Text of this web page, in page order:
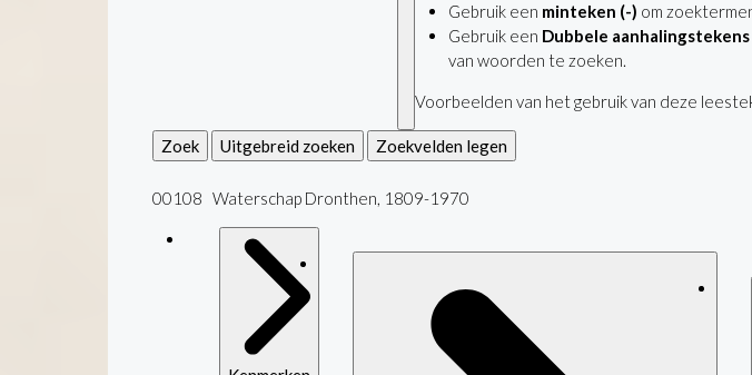
Gebruik een minteken (-) om
Gebruik een Dubbele
van woorden te zoeken.
Voorbeelden van het gebruik van deze
Zoek Uitgebreid zoeken Zoekvelden legen
00108 Waterschap Dronthen, 1809-1970